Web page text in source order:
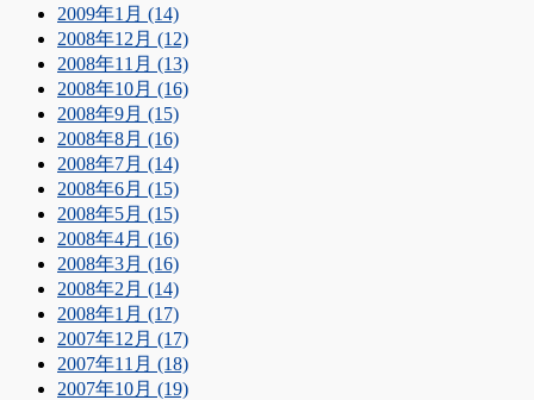
2009年1月 (14)
2008年12月 (12)
2008年11月 (13)
2008年10月 (16)
2008年9月 (15)
2008年8月 (16)
2008年7月 (14)
2008年6月 (15)
2008年5月 (15)
2008年4月 (16)
2008年3月 (16)
2008年2月 (14)
2008年1月 (17)
2007年12月 (17)
2007年11月 (18)
2007年10月 (19)